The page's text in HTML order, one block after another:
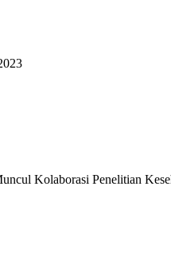
Kolaborasi Penelitian